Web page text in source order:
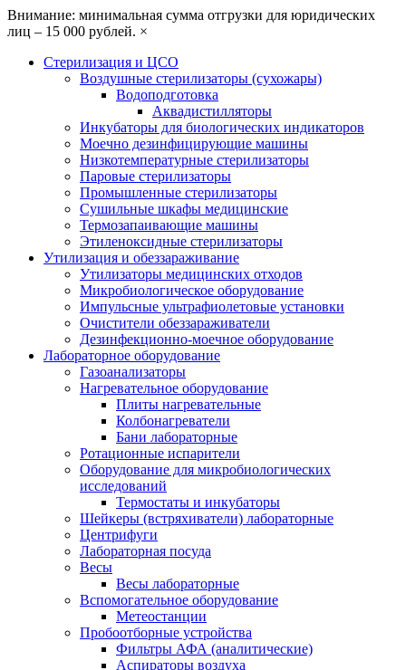
Внимание: минимальная сумма отгрузки для юридических
лиц – 15 000 рублей. ×
Стерилизация и ЦСО
Воздушные стерилизаторы (сухожары)
Водоподготовка
Аквадистилляторы
Инкубаторы для биологических индикаторов
Моечно дезинфицирующие машины
Низкотемпературные стерилизаторы
Паровые стерилизаторы
Промышленные стерилизаторы
Сушильные шкафы медицинские
Термозапаивающие машины
Этиленоксидные стерилизаторы
Утилизация и обеззараживание
Утилизаторы медицинских отходов
Микробиологическое оборудование
Импульсные ультрафиолетовые установки
Очистители обеззараживатели
Дезинфекционно-моечное оборудование
Лабораторное оборудование
Газоанализаторы
Нагревательное оборудование
Плиты нагревательные
Колбонагреватели
Бани лабораторные
Ротационные испарители
Оборудование для микробиологических
исследований
Термостаты и инкубаторы
Шейкеры (встряхиватели) лабораторные
Центрифуги
Лабораторная посуда
Весы
Весы лабораторные
Вспомогательное оборудование
Метеостанции
Пробоотборные устройства
Фильтры АФА (аналитические)
Аспираторы воздуха